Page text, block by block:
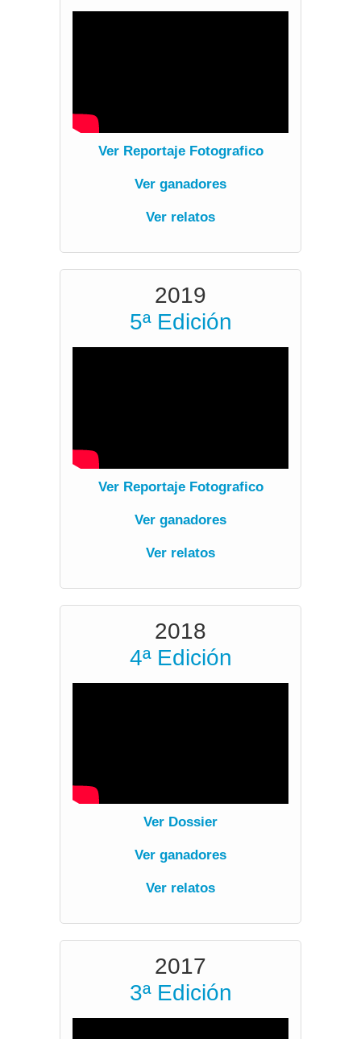
Ver Reportaje Fotografico
Ver ganadores
Ver relatos
2019
5ª Edición
Ver Reportaje Fotografico
Ver ganadores
Ver relatos
2018
4ª Edición
Ver Dossier
Ver ganadores
Ver relatos
2017
3ª Edición